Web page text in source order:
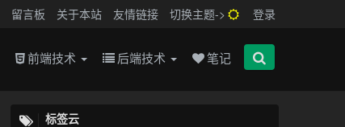
留言板 关于本站 友情链接 切换主题-> 登录
前端技术 后端技术 笔记
标签云